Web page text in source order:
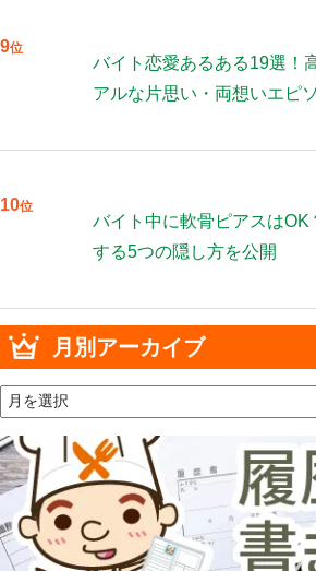
9位
バイト恋愛あるある19選！
アルな片思い・両想いエピ
10位
バイト中に軟骨ピアスはOK
する5つの隠し方を公開
月別アーカイブ